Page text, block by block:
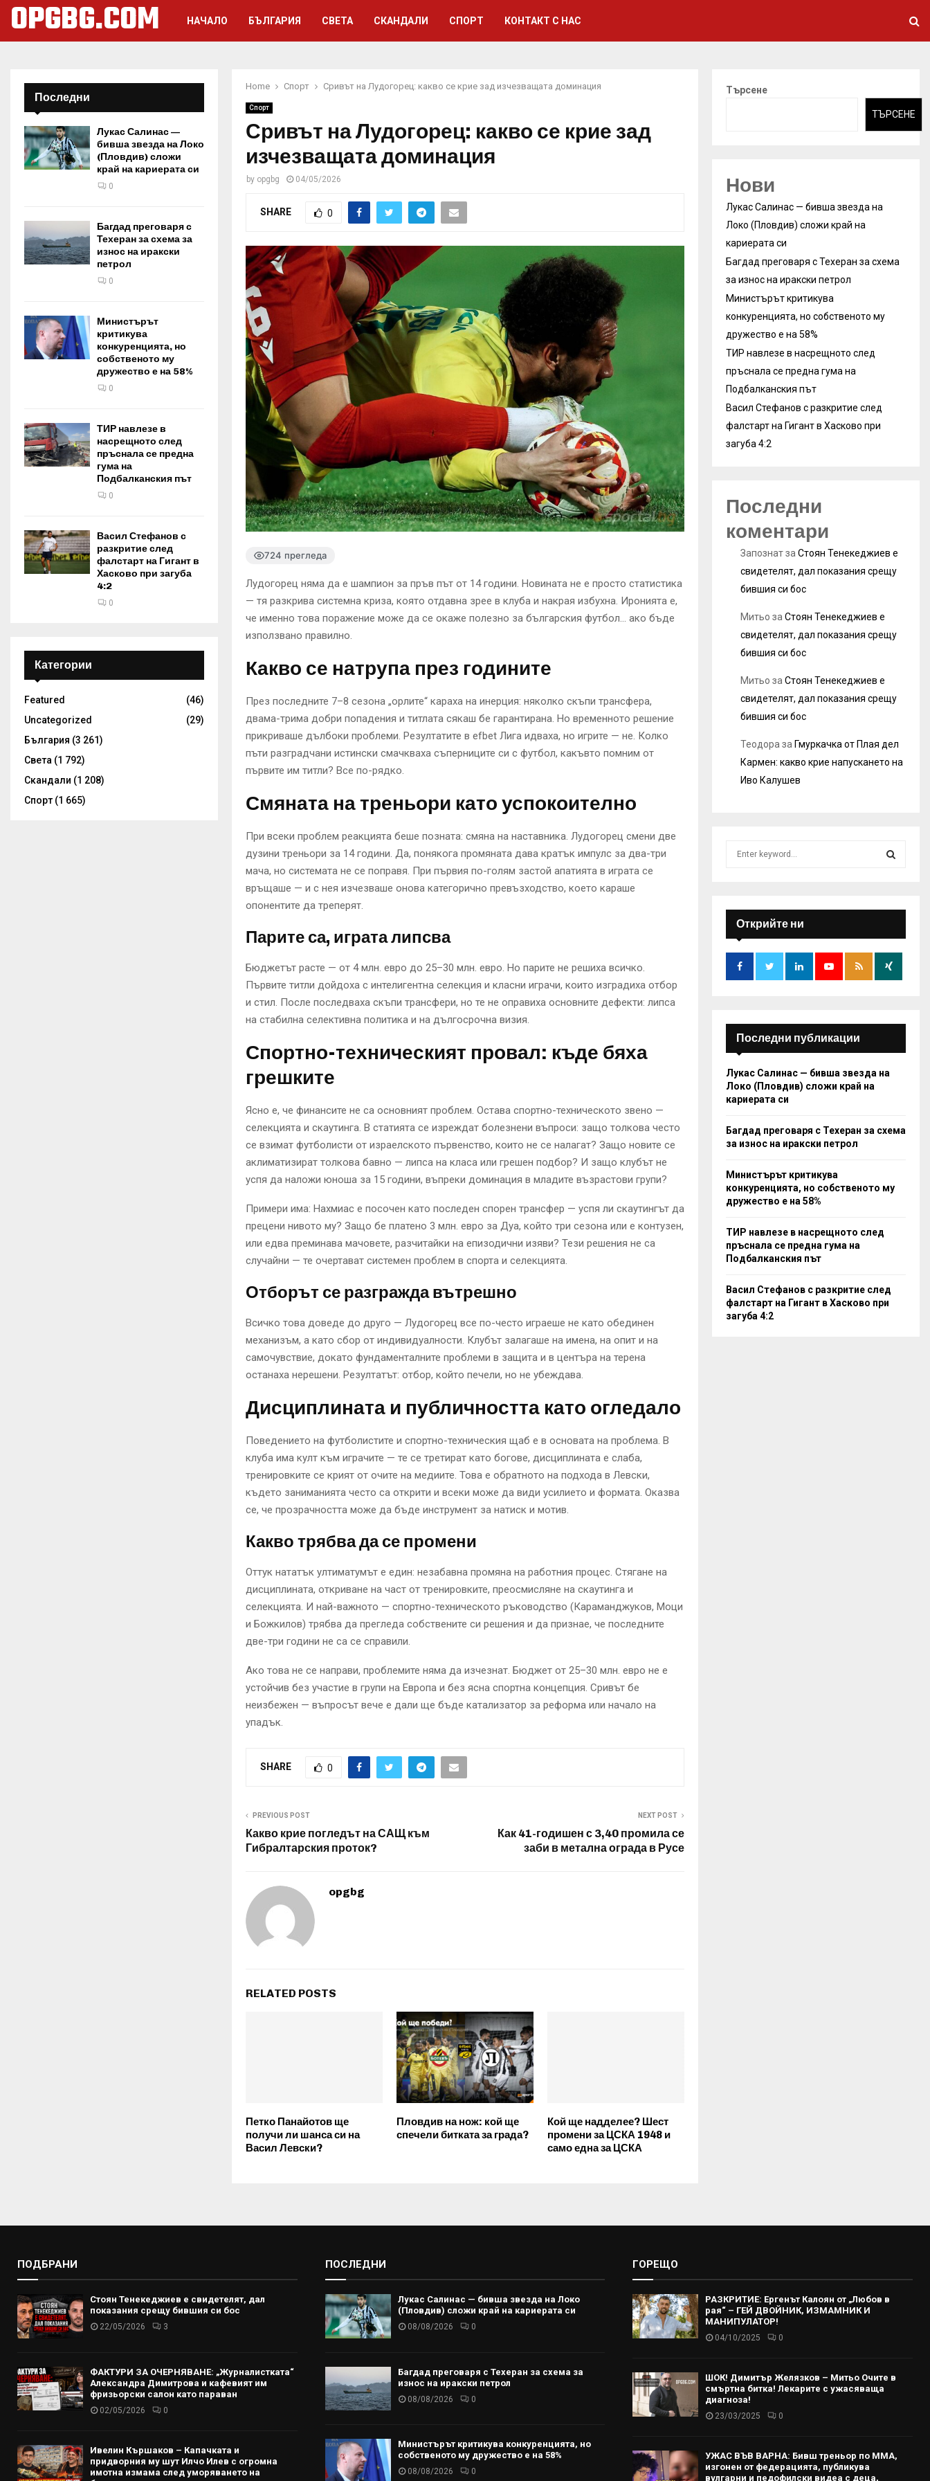
OPGBG.COM НАЧАЛО БЪЛГАРИЯ СВЕТА СКАНДАЛИ СПОРТ КОНТАКТ С НАС
Home Спорт Сривът на Лудогорец: какво се крие зад изчезващата доминация
Спорт
Сривът на Лудогорец: какво се крие зад
изчезващата доминация
by opgbg 04/05/2026
SHARE 0
724 прегледа
Лудогорец няма да е шампион за пръв път от 14 години. Новината не е просто статистика
— тя разкрива системна криза, която отдавна зрее в клуба и накрая избухна. Иронията е,
че именно това поражение може да се окаже полезно за българския футбол… ако бъде
използвано правилно.
Какво се натрупа през годините
През последните 7–8 сезона „орлите“ караха на инерция: няколко скъпи трансфера,
двама-трима добри попадения и титлата сякаш бе гарантирана. Но временното решение
прикриваше дълбоки проблеми. Резултатите в efbet Лига идваха, но игрите — не. Колко
пъти разградчани истински смачкваха съперниците си с футбол, какъвто помним от
първите им титли? Все по-рядко.
Смяната на треньори като успокоително
При всеки проблем реакцията беше позната: смяна на наставника. Лудогорец смени две
дузини треньори за 14 години. Да, понякога промяната дава кратък импулс за два-три
мача, но системата не се поправя. При първия по-голям застой апатията в играта се
връщаше — и с нея изчезваше онова категорично превъзходство, което караше
опонентите да треперят.
Парите са, играта липсва
Бюджетът расте — от 4 млн. евро до 25–30 млн. евро. Но парите не решиха всичко.
Първите титли дойдоха с интелигентна селекция и класни играчи, които изградиха отбор
и стил. После последваха скъпи трансфери, но те не оправиха основните дефекти: липса
на стабилна селективна политика и на дългосрочна визия.
Спортно-техническият провал: къде бяха
грешките
Ясно е, че финансите не са основният проблем. Остава спортно-техническото звено —
селекцията и скаутинга. В статията се изреждат болезнени въпроси: защо толкова често
се взимат футболисти от израелското първенство, които не се налагат? Защо новите се
аклиматизират толкова бавно — липса на класа или грешен подбор? И защо клубът не
успя да наложи юноша за 15 години, въпреки доминация в младите възрастови групи?
Примери има: Нахмиас е посочен като последен спорен трансфер — успя ли скаутингът да
прецени нивото му? Защо бе платено 3 млн. евро за Дуа, който три сезона или е контузен,
или едва преминава мачовете, разчитайки на епизодични изяви? Тези решения не са
случайни — те очертават системен проблем в спорта и селекцията.
Отборът се разгражда вътрешно
Всичко това доведе до друго — Лудогорец все по-често играеше не като обединен
механизъм, а като сбор от индивидуалности. Клубът залагаше на имена, на опит и на
самочувствие, докато фундаменталните проблеми в защита и в центъра на терена
останаха нерешени. Резултатът: отбор, който печели, но не убеждава.
Дисциплината и публичността като огледало
Поведението на футболистите и спортно-техническия щаб е в основата на проблема. В
клуба има култ към играчите — те се третират като богове, дисциплината е слаба,
тренировките се крият от очите на медиите. Това е обратното на подхода в Левски,
където заниманията често са открити и всеки може да види усилието и формата. Оказва
се, че прозрачността може да бъде инструмент за натиск и мотив.
Какво трябва да се промени
Оттук нататък ултиматумът е един: незабавна промяна на работния процес. Стягане на
дисциплината, откриване на част от тренировките, преосмисляне на скаутинга и
селекцията. И най-важното — спортно-техническото ръководство (Караманджуков, Моци
и Божкилов) трябва да прегледа собствените си решения и да признае, че последните
две-три години не са се справили.
Ако това не се направи, проблемите няма да изчезнат. Бюджет от 25–30 млн. евро не е
устойчив без участиe в групи на Европа и без ясна спортна концепция. Сривът бе
неизбежен — въпросът вече е дали ще бъде катализатор за реформа или начало на
упадък.
SHARE 0
PREVIOUS POST
Какво крие погледът на САЩ към
Гибралтарския проток?
NEXT POST
Как 41-годишен с 3,40 промила се
заби в метална ограда в Русе
opgbg
RELATED POSTS
Петко Панайотов ще
получи ли шанса си на
Васил Левски?
Пловдив на нож: кой ще
спечели битката за града?
Кой ще надделее? Шест
промени за ЦСКА 1948 и
само една за ЦСКА
Последни
Лукас Салинас —
бивша звезда на Локо
(Пловдив) сложи
край на кариерата си
0
Багдад преговаря с
Техеран за схема за
износ на иракски
петрол
0
Министърът
критикува
конкуренцията, но
собственото му
дружество е на 58%
0
ТИР навлезе в
насрещното след
пръснала се предна
гума на
Подбалканския път
0
Васил Стефанов с
разкритие след
фалстарт на Гигант в
Хасково при загуба
4:2
0
Категории
Featured
(46)
Uncategorized
(29)
България (3 261)
Света (1 792)
Скандали (1 208)
Спорт (1 665)
Търсене
ТЪРСЕНЕ
Нови
Лукас Салинас — бивша звезда на
Локо (Пловдив) сложи край на
кариерата си
Багдад преговаря с Техеран за схема
за износ на иракски петрол
Министърът критикува
конкуренцията, но собственото му
дружество е на 58%
ТИР навлезе в насрещното след
пръснала се предна гума на
Подбалканския път
Васил Стефанов с разкритие след
фалстарт на Гигант в Хасково при
загуба 4:2
Последни
коментари
Запознатза Стоян Тенекеджиев е
свидетелят, дал показания срещу
бившия си бос
Митьо за Стоян Тенекеджиев е
свидетелят, дал показания срещу
бившия си бос
Митьо за Стоян Тенекеджиев е
свидетелят, дал показания срещу
бившия си бос
Теодора за Гмуркачка от Плая дел
Кармен: какво крие напускането на
Иво Калушев
:
E
A
R
Открийте ни
Последни публикации
Лукас Салинас — бивша звезда на
Локо (Пловдив) сложи край на
кариерата си
Багдад преговаря с Техеран за схема
за износ на иракски петрол
Министърът критикува
конкуренцията, но собственото му
дружество е на 58%
ТИР навлезе в насрещното след
пръснала се предна гума на
Подбалканския път
Васил Стефанов с разкритие след
фалстарт на Гигант в Хасково при
загуба 4:2
ПОДБРАНИ
Стоян Тенекеджиев е свидетелят, дал
показания срещу бившия си бос
22/05/2026 3
ФАКТУРИ ЗА ОЧЕРНЯВАНЕ: „Журналистката“
Александра Димитрова и кафевият им
фризьорски салон като параван
02/05/2026 0
Ивелин Кършаков – Капачката и
придворния му шут Илчо Илев с огромна
имотна измама след уморяването на
ПОСЛЕДНИ
Лукас Салинас — бивша звезда на Локо
(Пловдив) сложи край на кариерата си
08/08/2026 0
Багдад преговаря с Техеран за схема за
износ на иракски петрол
08/08/2026 0
Министърът критикува конкуренцията, но
собственото му дружество е на 58%
08/08/2026 0
ГОРЕЩО
РАЗКРИТИЕ: Ергенът Калоян от „Любов в
рая“ – ГЕЙ ДВОЙНИК, ИЗМАМНИК И
МАНИПУЛАТОР!
04/10/2025 0
ШОК! Димитър Желязков – Митьо Очите в
смъртна битка! Лекарите с ужасяваща
диагноза!
23/03/2025 0
УЖАС ВЪВ ВАРНА: Бивш треньор по ММА,
изгонен от федерацията, публикува
вулгарни и педофилски видеа с деца,